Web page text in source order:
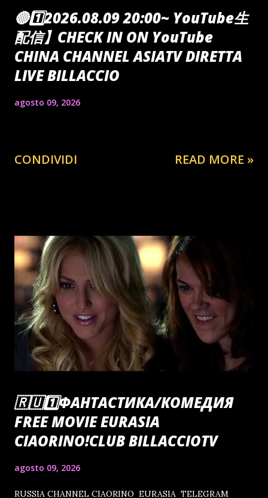
🔴1️⃣2026.08.09 20:00~ YouTube生
配信】CHECK IN ON YouTube
CHINA CHANNEL ASIATV DIRETTA
LIVE BILLACCIO
agosto 09, 2026
CONDIVIDI READ MORE »
🇷🇺1️⃣ФАНТАСТИКА/КОМЕДИЯ
FREE MOVIE EURASIA
CIAORINO!CLUB BILLACCIOTV
agosto 09, 2026
RUSSIA CHANNEL CIAORINO EURASIA TELEGRAM